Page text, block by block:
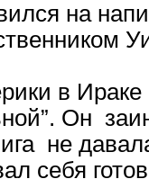
на
в Ираке
Он
не
себя